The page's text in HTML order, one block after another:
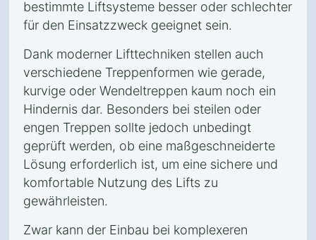
bestimmte Liftsysteme besser oder schlechter
für den Einsatzzweck geeignet sein.
Dank moderner Lifttechniken stellen auch
verschiedene Treppenformen wie gerade,
kurvige oder Wendeltreppen kaum noch ein
Hindernis dar. Besonders bei steilen oder
engen Treppen sollte jedoch unbedingt
geprüft werden, ob eine maßgeschneiderte
Lösung erforderlich ist, um eine sichere und
komfortable Nutzung des Lifts zu
gewährleisten.
Zwar kann der Einbau bei komplexeren